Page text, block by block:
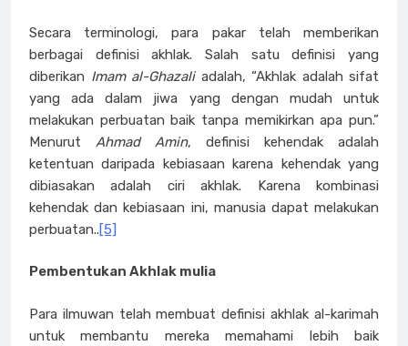
Secara terminologi, para pakar telah memberikan
berbagai definisi akhlak. Salah satu definisi yang
diberikan Imam al-Ghazaliadalah, “Akhlak adalah sifat
yang ada dalam jiwa yang dengan mudah untuk
melakukan perbuatan baik tanpa memikirkan apa pun.”
Menurut Ahmad Amin, definisi kehendak adalah
ketentuan daripada kebiasaan karena kehendak yang
dibiasakan adalah ciri akhlak. Karena kombinasi
kehendak dan kebiasaan ini, manusia dapat melakukan
perbuatan..[5]
Pembentukan Akhlak mulia
Para ilmuwan telah membuat definisi akhlak al-karimah
untuk membantu mereka memahami lebih baik